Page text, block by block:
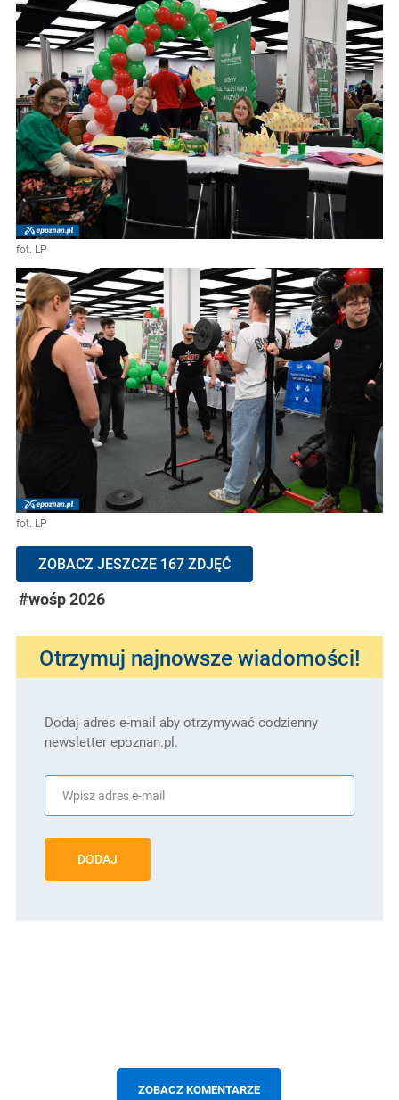
fot. LP
fot. LP
ZOBACZ JESZCZE 167 ZDJĘĆ
#wośp 2026
Otrzymuj najnowsze wiadomości!
Dodaj adres e-mail aby otrzymywać codzienny
newsletter epoznan.pl.
DODAJ
ZOBACZ KOMENTARZE